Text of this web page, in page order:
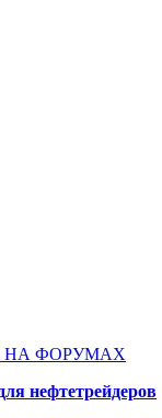
НА ФОРУМАХ
нефтетрейдеров